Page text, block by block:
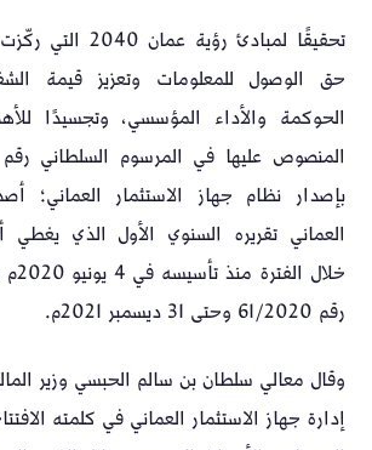
تحقيقًا لمبادئ
حق الوصول للمعلومات وتعزيز قيمة
الحوكمة والأداء المؤسسي، وتجسيدًا
بإصدار نظام جهاز الاستثمار العماني؛
العماني تقريره السنوي الأول الذي يغطي
رقم 61/2020 وحتى 31 ديسمبر 2021م.
وقال معالي سلطان بن سالم الحبسي وزير
إدارة جهاز الاستثمار العماني في كلمته